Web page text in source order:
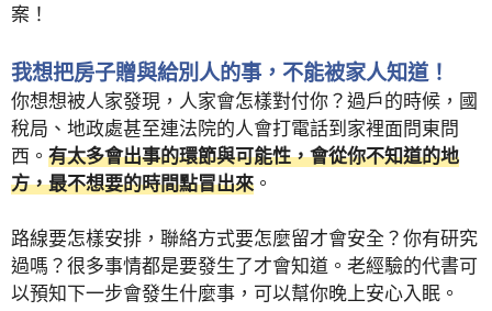
案！
我想把房子贈與給別人的事，不能被家人知道！
你想想被人家發現，人家會怎樣對付你？過戶的時候，國
稅局、地政處甚至連法院的人會打電話到家裡面問東問
西。 有太多會出事的環節與可能性，會從你不知道的地
方，最不想要的時間點冒出來 。
路線要怎樣安排，聯絡方式要怎麼留才會安全？你有研究
過嗎？很多事情都是要發生了才會知道。老經驗的代書可
以預知下一步會發生什麼事，可以幫你晚上安心入眠。